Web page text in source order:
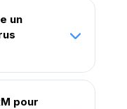
un
pour